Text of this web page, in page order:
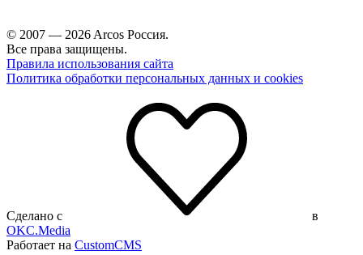
© 2007 — 2026 Arcos Россия.
Все права защищены.
Правила использования сайта
Политика обработки персональных данных и cookies
Сделано с
в
OKC.Media
Работает на CustomCMS